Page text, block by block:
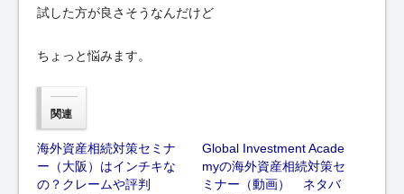
試した方が良さそうなんだけど
ちょっと悩みます。
関連
海外資産相続対策セミナ
ー（大阪）はインチキな
の？クレームや評判
Global Investment Acade
myの海外資産相続対策セ
ミナー（動画） ネタバ